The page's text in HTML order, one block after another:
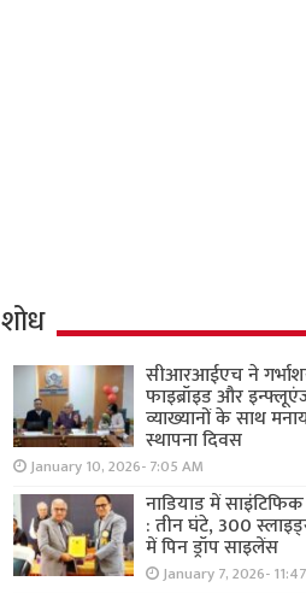
शोध
सीआरआईएच ने
फाइब्रॉइड और
व्याख्यानों के साथ
स्थापना दिवस
January 10, 2026- 7:05 AM
नाडियाड में
: तीन घंटे, 300
में पिन ड्रॉप साइलेंस
January 7, 2026-